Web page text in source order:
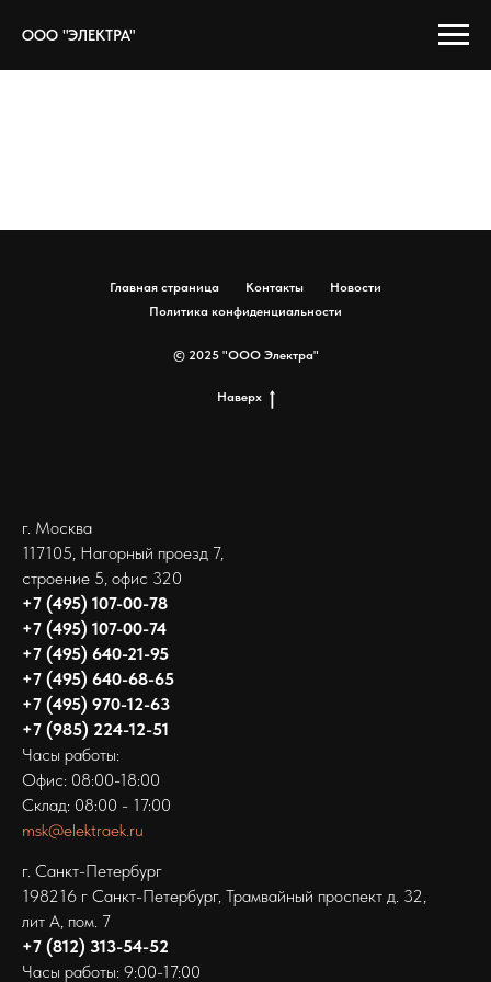
ООО "ЭЛЕКТРА"
Главная страница Контакты
Новости
Политика конфиденциальности
© 2025 "ООО Электра"
Наверх
г. Москва
117105, Нагорный проезд 7,
строение 5, офис 320
+7 (495) 107-00-78
+7 (495) 107-00-74
+7 (495) 640-21-95
+7 (495) 640-68-65
+7 (495) 970-12-63
+7 (985) 224-12-51
Часы работы:
Офис: 08:00-18:00
Склад: 08:00 - 17:00
msk@elektraek.ru
г. Санкт-Петербург
198216 г Санкт-Петербург‚ Трамвайный проспект д. 32,
лит А, пом. 7
+7 (812) 313-54-52
Часы работы: 9:00-17:00